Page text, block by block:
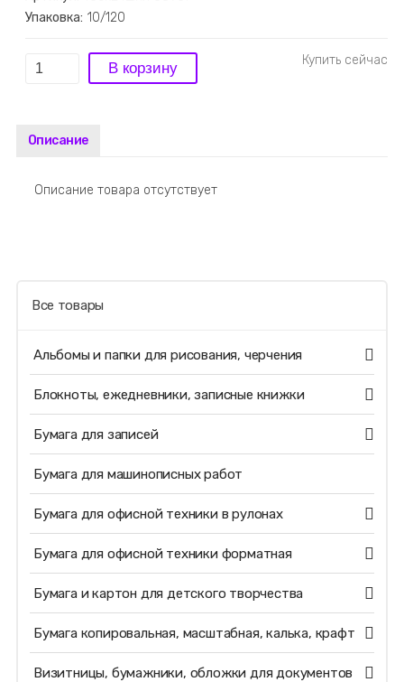
Упаковка: 10/120
Описание
Описание товара отсутствует
Все товары
Альбомы и папки для рисования, черчения
Блокноты, ежедневники, записные книжки
Бумага для записей
Бумага для машинописных работ
Бумага для офисной техники в рулонах
Бумага для офисной техники форматная
Бумага и картон для детского творчества
Бумага копировальная, масштабная, калька, крафт
Визитницы, бумажники, обложки для документов